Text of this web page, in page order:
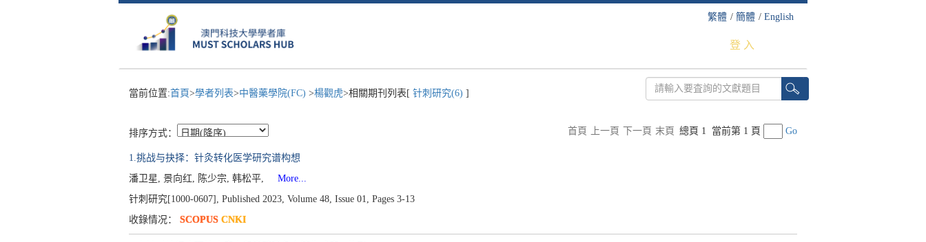
繁體 / 簡體 / English
登 入
當前位置:首頁>學者列表>中醫藥學院(FC) >楊觀虎>相關期刊列表[ 针刺研究(6) ]
排序方式： 首頁 上一頁 下一頁 末頁 總頁 1 當前第 1 頁 Go
1.挑战与抉择：针灸转化医学研究谱构想
潘卫星, 景向红, 陈少宗, 韩松平,
More...
针刺研究[1000-0607], Published 2023, Volume 48, Issue 01, Pages 3-13
收錄情况： SCOPUS CNKI